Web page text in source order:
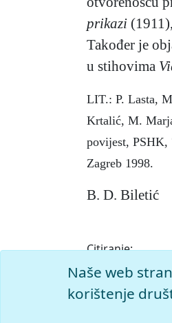
prikazi (1911),
Također je
u stihovima
LIT.: P. Lasta,
Krtalić, M.
povijest, PSHK,
Zagreb 1998.
B. D. Biletić
Citiranje:
Marjanović,
<https://
Naše web
korištenje